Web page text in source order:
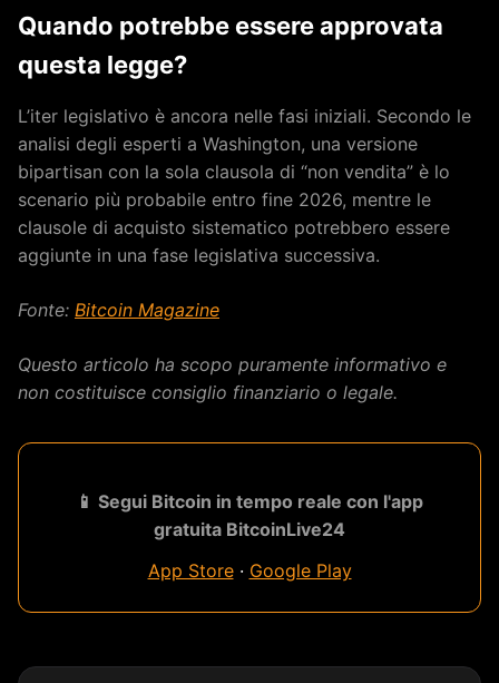
Quando potrebbe essere approvata
questa legge?
L’iter legislativo è ancora nelle fasi iniziali. Secondo le
analisi degli esperti a Washington, una versione
bipartisan con la sola clausola di “non vendita” è lo
scenario più probabile entro fine 2026, mentre le
clausole di acquisto sistematico potrebbero essere
aggiunte in una fase legislativa successiva.
Fonte: Bitcoin Magazine
Questo articolo ha scopo puramente informativo e
non costituisce consiglio finanziario o legale.
📱 Segui Bitcoin in tempo reale con l'app
gratuita BitcoinLive24
App Store· Google Play